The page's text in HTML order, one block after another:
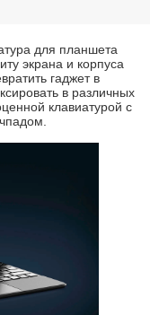
для планшета
экрана и корпуса
гаджет в
в различных
клавиатурой с